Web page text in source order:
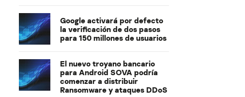
Google activará por defecto
la verificación de dos pasos
para 150 millones de usuarios
El nuevo troyano bancario
para Android SOVA podría
comenzar a distribuir
Ransomware y ataques DDoS